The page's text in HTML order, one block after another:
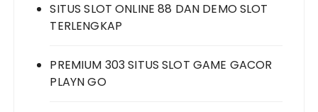
SITUS SLOT ONLINE 88 DAN DEMO SLOT
TERLENGKAP
PREMIUM 303 SITUS SLOT GAME GACOR
PLAYN GO